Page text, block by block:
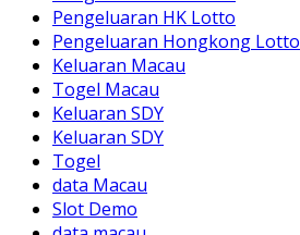
Pengeluaran HK Lotto
Pengeluaran Hongkong Lotto
Keluaran Macau
Togel Macau
Keluaran SDY
Keluaran SDY
Togel
data Macau
Slot Demo